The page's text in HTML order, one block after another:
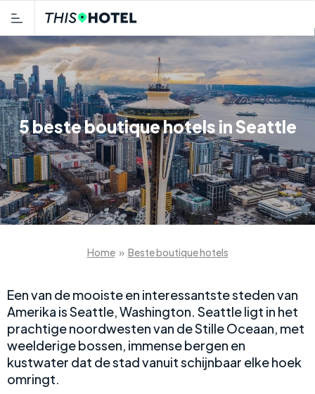
5 beste boutique hotels in Seattle
Home » Beste boutique hotels
Een van de mooiste en interessantste steden van
Amerika is Seattle, Washington. Seattle ligt in het
prachtige noordwesten van de Stille Oceaan, met
weelderige bossen, immense bergen en
kustwater dat de stad vanuit schijnbaar elke hoek
omringt.